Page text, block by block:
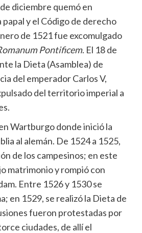
diciembre quemó en
y el Código de derecho
de 1521 fue excomulgado
Pontificem. El 18 de
la Dieta (Asamblea) de
del emperador Carlos V,
del territorio imperial a
Wartburgo donde inició la
al alemán. De 1524 a 1525,
de los campesinos; en este
matrimonio y rompió con
Entre 1526 y 1530 se
en 1529, se realizó la Dieta de
fueron protestadas por
ciudades, de allí el